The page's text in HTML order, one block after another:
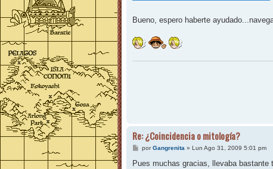
Bueno, espero haberte
Re: ¿Coincidencia o mitología?
M
n
porGangrenita» Lun Ago 31, 2009 5:01 pm
Pues muchas gracias, llevaba